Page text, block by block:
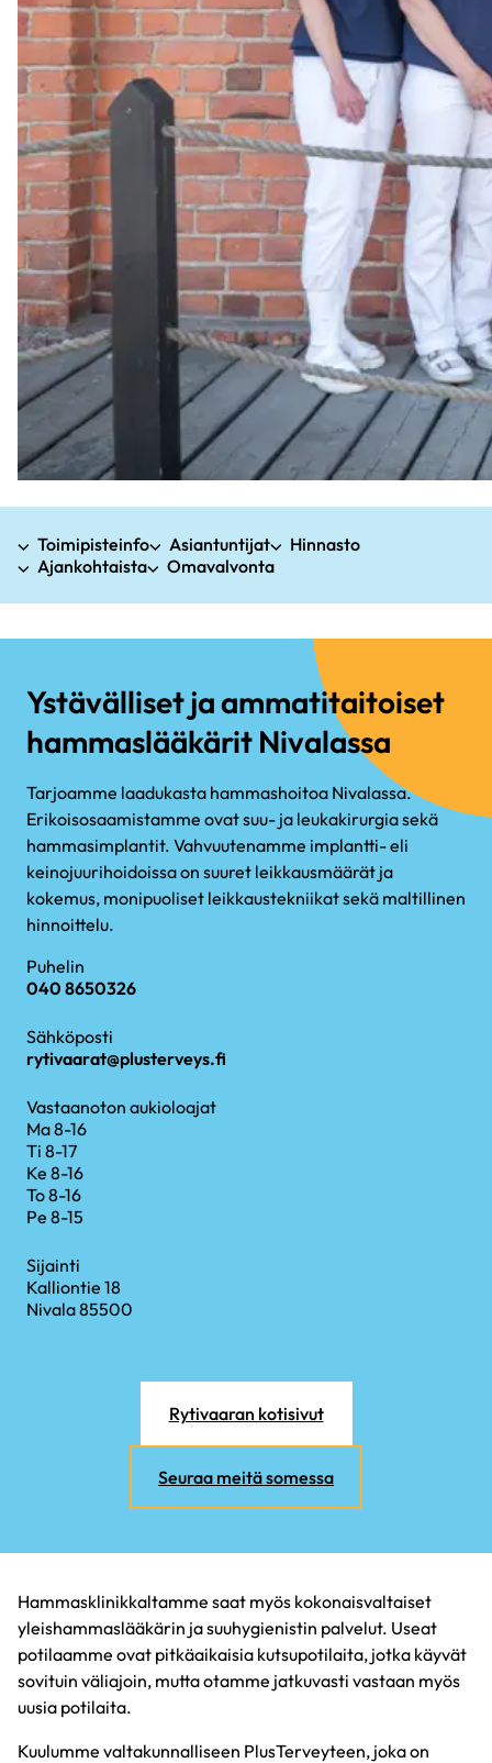
Toimipisteinfo Asiantuntijat
Hinnasto
Ajankohtaista
Omavalvonta
Ystävälliset ja ammatitaitoiset
hammaslääkärit Nivalassa
Tarjoamme laadukasta hammashoitoa Nivalassa.
Erikoisosaamistamme ovat suu- ja leukakirurgia sekä
hammasimplantit. Vahvuutenamme implantti- eli
keinojuurihoidoissa on suuret leikkausmäärät ja
kokemus, monipuoliset leikkaustekniikat sekä maltillinen
hinnoittelu.
Rytivaaran kotisivut
Seuraa meitä somessa
Puhelin
040 8650326
Sähköposti
rytivaarat@plusterveys.fi
Vastaanoton aukioloajat
Ma 8-16
Ti 8-17
Ke 8-16
To 8-16
Pe 8-15
Sijainti
Kalliontie 18
Nivala 85500
Hammasklinikkaltamme saat myös kokonaisvaltaiset
yleishammaslääkärin ja suuhygienistin palvelut. Useat
potilaamme ovat pitkäaikaisia kutsupotilaita, jotka käyvät
sovituin väliajoin, mutta otamme jatkuvasti vastaan myös
uusia potilaita.
Kuulumme valtakunnalliseen PlusTerveyteen, joka on